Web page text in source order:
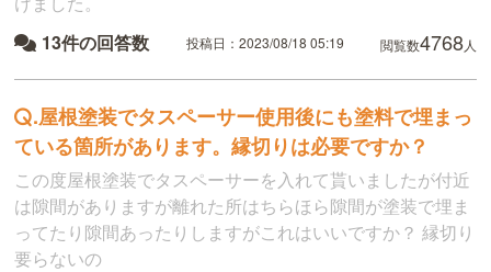
13件の回答数 投稿日：2023/08/18 05:19 閲覧数4768人
.屋根塗装でタスペーサー使用後にも塗料で埋まっ
ている箇所があります。縁切りは必要ですか？
この度屋根塗装でタスペーサーを入れて貰いましたが付近
は隙間がありますが離れた所はちらほら隙間が塗装で埋ま
ってたり隙間あったりしますがこれはいいですか？ 縁切り
要らないの